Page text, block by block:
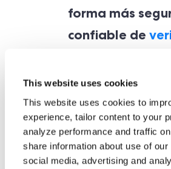
This website uses cookies
This website uses cookies to
experience, tailor content to your
analyze performance and traffic
share information about use of
social media, advertising and
forma más
confiable de
Además, la autenticación
que sólo las personas
ejecutar transacciones de alto
reduce significativamente las